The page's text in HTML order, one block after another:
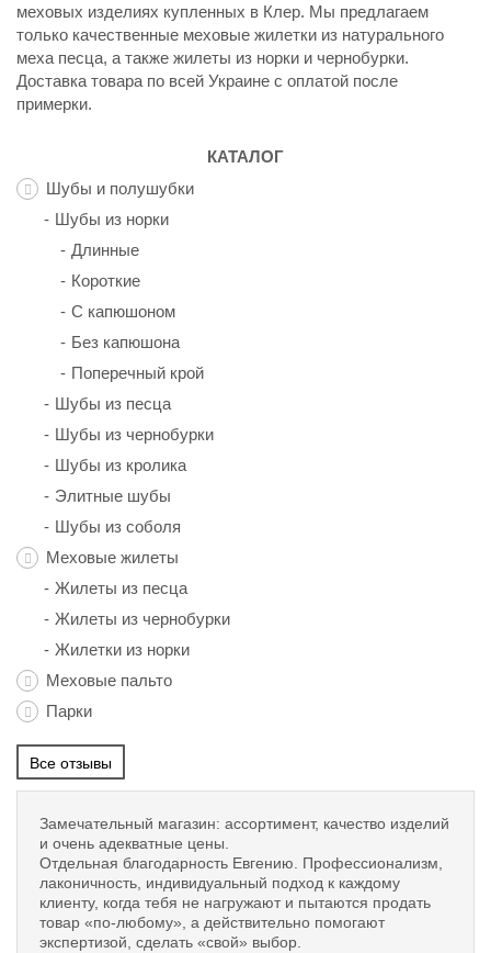
меховых изделиях купленных в Клер. Мы предлагаем
только качественные меховые жилетки из натурального
меха песца, а также жилеты из норки и чернобурки.
Доставка товара по всей Украине с оплатой после
примерки.
КАТАЛОГ
Шубы и полушубки
Шубы из норки
Длинные
Короткие
С капюшоном
Без капюшона
Поперечный крой
Шубы из песца
Шубы из чернобурки
Шубы из кролика
Элитные шубы
Шубы из соболя
Меховые жилеты
Жилеты из песца
Жилеты из чернобурки
Жилетки из норки
Меховые пальто
Парки
Все отзывы
Замечательный магазин: ассортимент, качество изделий
и очень адекватные цены.
Отдельная благодарность Евгению. Профессионализм,
лаконичность, индивидуальный подход к каждому
клиенту, когда тебя не нагружают и пытаются продать
товар «по-любому», а действительно помогают
экспертизой, сделать «свой» выбор.